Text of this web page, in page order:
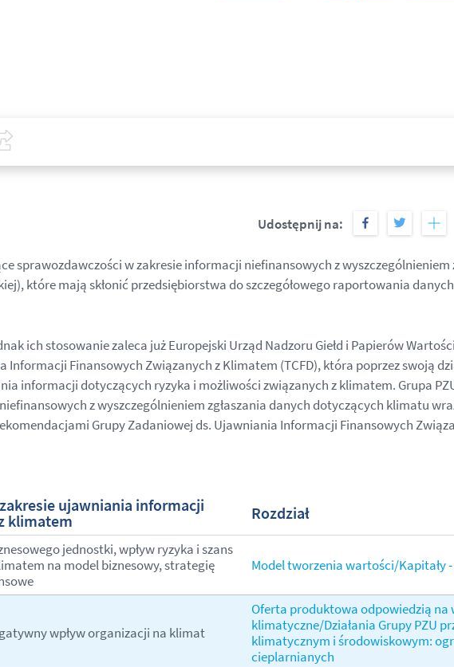
Udostępnij na:
19
sprawozdawczości w zakresie informacji niefinansowych z wyszczególnieniem
które mają skłonić przedsiębiorstwa do szczegółowego raportowania
ich stosowanie zaleca już Europejski Urząd Nadzoru Giełd i Papierów
Informacji Finansowych Związanych z Klimatem (TCFD), która poprzez swoją
informacji dotyczących ryzyka i możliwości związanych z klimatem. Grupa
z wyszczególnieniem zgłaszania danych dotyczących klimatu
Grupy Zadaniowej ds. Ujawniania Informacji Finansowych
ujawniania informacji
klimatem Rozdział
jednostki, wpływ ryzyka i szans
na model biznesowy, strategię
Model tworzenia wartości/Kapitały
wpływ organizacji na klimat
Oferta produktowa odpowiedzią na
klimatyczne/Działania Grupy PZU
klimatycznym i środowiskowym:
cieplarnianych